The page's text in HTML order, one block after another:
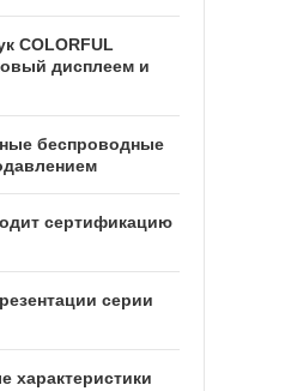
COLORFUL
дисплеем и
беспроводные
сертификацию
серии
характеристики